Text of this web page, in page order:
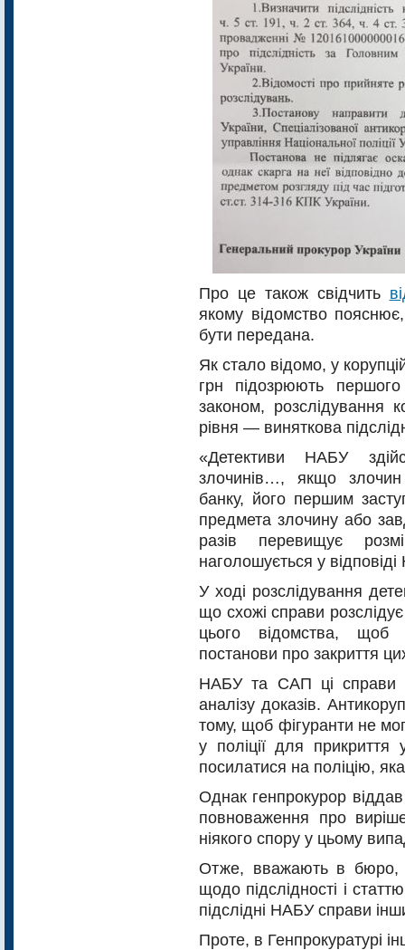
Про це також свідчить
якому відомство
бути передана.
Як стало відомо, у
грн підозрюють
законом, розслідування
рівня — виняткова
«Детективи НАБУ
злочинів…, якщо
банку, його першим
предмета злочину або
разів перевищує
наголошується у
У ході розслідування
що схожі справи
цього відомства, щоб
постанови про закриття
НАБУ та САП ці справи
аналізу доказів.
тому, щоб фігуранти не
у поліції для
посилатися на поліцію,
Однак генпрокурор віддав
повноваження про
ніякого спору у цьому
Отже, вважають в бюро,
щодо підслідності і
підслідні НАБУ справи
Проте, в Генпрокуратурі